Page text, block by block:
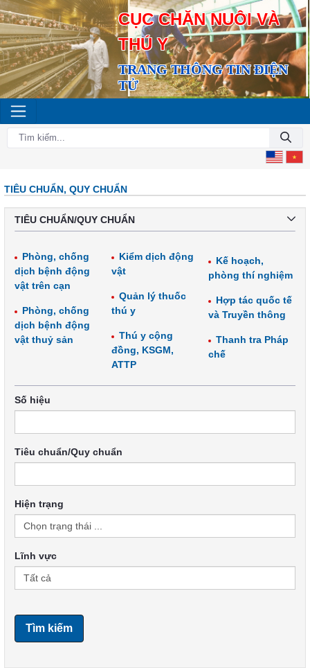
CỤC CHĂN NUÔI VÀ
THÚ Y
TRANG THÔNG TIN ĐIỆN
TỬ
TIÊU CHUẨN, QUY CHUẨN
TIÊU CHUẨN/QUY CHUẨN
Phòng, chống
dịch bệnh động
vật trên cạn
Phòng, chống
dịch bệnh động
vật thuỷ sản
Kiểm dịch động
vật
Quản lý thuốc
thú y
Thú y cộng
đồng, KSGM,
ATTP
Kế hoạch,
phòng thí nghiệm
Hợp tác quốc tế
và Truyền thông
Thanh tra Pháp
chế
Số hiệu
Tiêu chuẩn/Quy chuẩn
Hiện trạng
Lĩnh vực
Tìm kiếm